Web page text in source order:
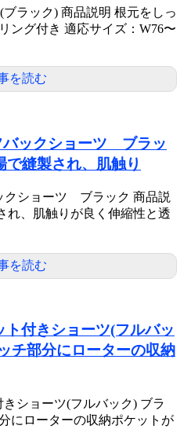
ラック) 商品説明 根元をしっ
ング付き 適応サイズ：W76〜
を読む
バックショーツ ブラッ
縫製され、肌触り
クショーツ ブラック 商品説
れ、肌触りが良く伸縮性と透
を読む
ト付きショーツ(フルバッ
部分にローターの収納
きショーツ(フルバック) ブラ
にローターの収納ポケットが